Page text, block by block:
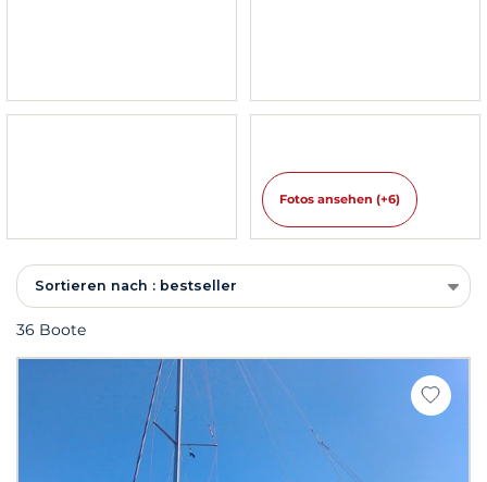
Fotos ansehen (+6)
Sortieren nach : bestseller
36 Boote